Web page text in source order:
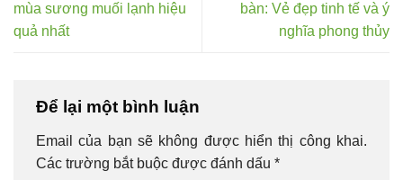
mùa sương muối lạnh hiệu
quả nhất
bàn: Vẻ đẹp tinh tế và ý
nghĩa phong thủy
Để lại một bình luận
Email của bạn sẽ không được hiển thị công khai.
Các trường bắt buộc được đánh dấu *